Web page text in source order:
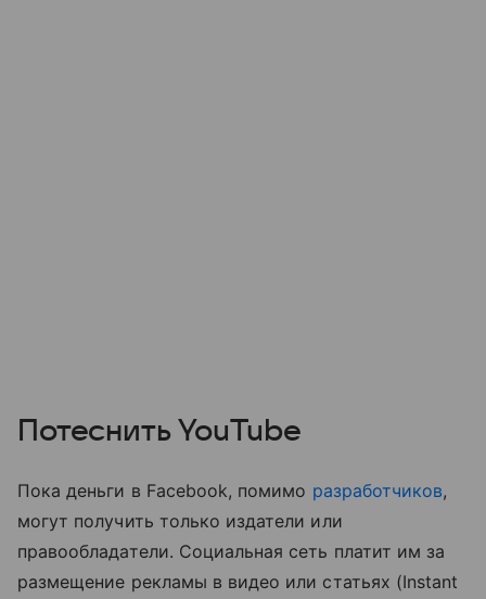
Потеснить YouTube
Пока деньги в Facebook, помимо разработчиков,
могут получить только издатели или
правообладатели. Социальная сеть платит им за
размещение рекламы в видео или статьях (Instant